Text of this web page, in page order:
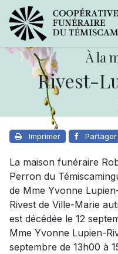
À la
Rivest-
Imprimer Partager
La maison funéraire
Perron du
de Mme Yvonne
Rivest de Ville-Marie
est décédée le 12
Mme Yvonne Lupien-
septembre de 13h00 à